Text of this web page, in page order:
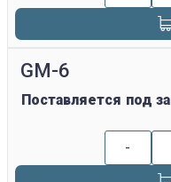
GM-6
Поставляется под
-